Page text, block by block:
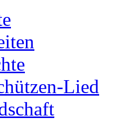
Lied